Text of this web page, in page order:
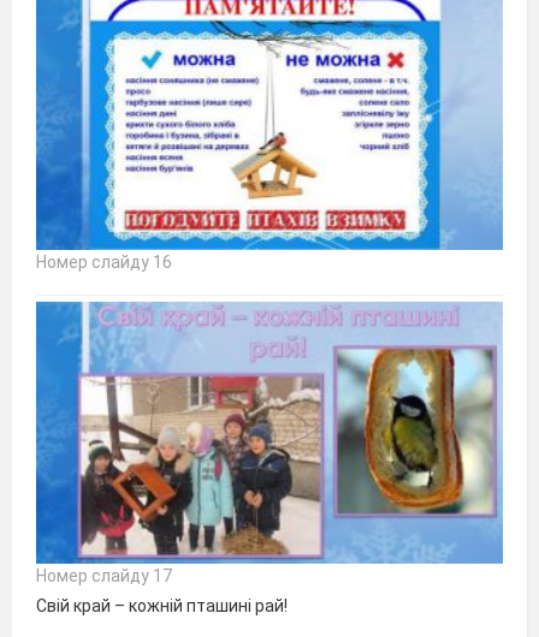
Номер слайду 16
Номер слайду 17
Свій край – кожній пташині рай!